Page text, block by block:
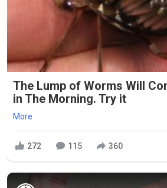
The Lump of Worms Will
in The Morning. Try it
More
272 115 360